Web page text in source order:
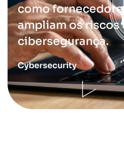
como
ampliam os riscos
cibersegurança.
Cybersecurity